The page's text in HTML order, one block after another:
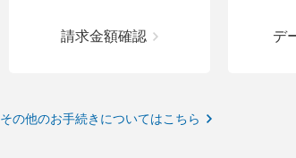
請求金額確認 デ
その他のお手続きについてはこちら